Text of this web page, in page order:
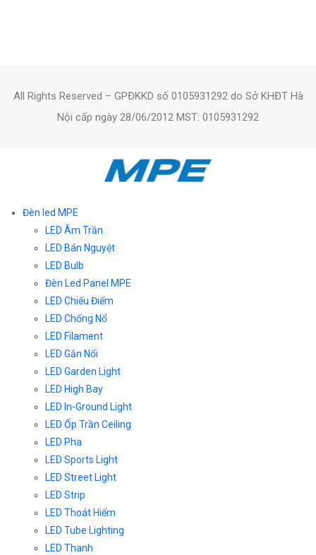
All Rights Reserved – GPĐKKD số 0105931292 do Sở KHĐT Hà
Nội cấp ngày 28/06/2012 MST: 0105931292
Đèn led MPE
LED Âm Trần
LED Bán Nguyệt
LED Bulb
Đèn Led Panel MPE
LED Chiếu Điểm
LED Chống Nổ
LED Filament
LED Gắn Nổi
LED Garden Light
LED High Bay
LED In-Ground Light
LED Ốp Trần Ceiling
LED Pha
LED Sports Light
LED Street Light
LED Strip
LED Thoát Hiểm
LED Tube Lighting
LED Thanh